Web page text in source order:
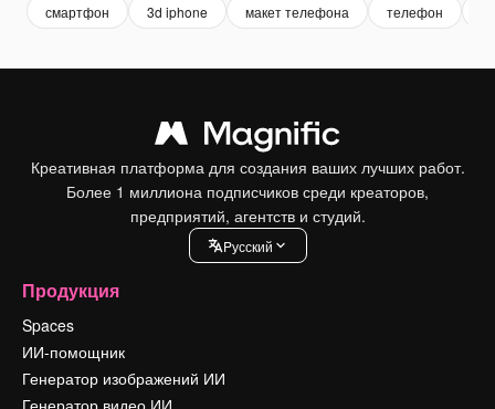
смартфон 3d iphone макет телефона телефон
Креативная платформа для создания ваших лучших работ.
Более 1 миллиона подписчиков среди креаторов,
предприятий, агентств и студий.
Pусский
Продукция
Spaces
ИИ-помощник
Генератор изображений ИИ
Генератор видео ИИ